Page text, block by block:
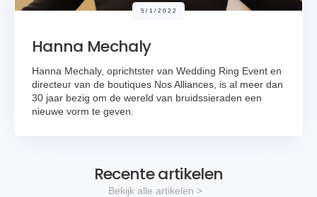
Recente artikelen
Bekijk alle artikelen >
5/1/2022
Hanna Mechaly
Hanna Mechaly, oprichtster van Wedding Ring Event en
directeur van de boutiques Nos Alliances, is al meer dan
30 jaar bezig om de wereld van bruidssieraden een
nieuwe vorm te geven.